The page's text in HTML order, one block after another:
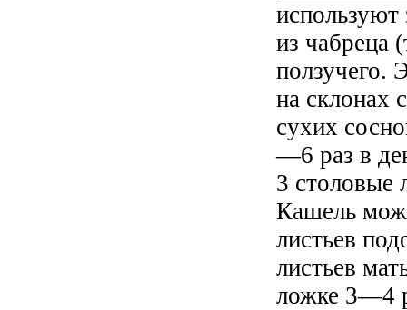
используют
из чабреца
ползучего.
на склонах
сухих
—6 раз в
3 столовые
Кашель
листьев
листьев
ложке 3—4